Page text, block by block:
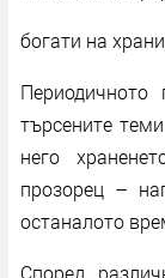
богати на
търсените
него
прозорец –
останалото
Според